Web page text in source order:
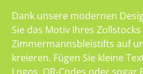
Dank unsere modernen
Sie das Motiv Ihres
Zimmermannsbleistifts auf
kreieren. Fügen Sie kleine